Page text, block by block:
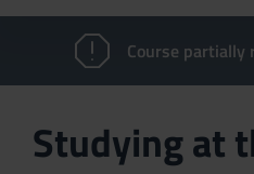
Course
Studying at